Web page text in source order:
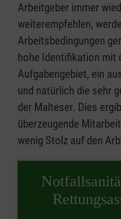
Arbeitgeber immer
weiterempfehlen,
Arbeitsbedingungen
hohe Identifikation mit
Aufgabengebiet, ein
und natürlich die sehr
der Malteser. Dies
überzeugende
wenig Stolz auf den